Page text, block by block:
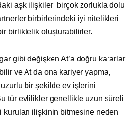
aşk ilişkileri birçok zorlukla dolu
birbirlerindeki iyi nitelikleri
birliktelik oluşturabilirler.
gibi değişken At’a doğru kararlar
ve At da ona kariyer yapma,
bir şekilde ev işlerini
tür evlilikler genellikle uzun süreli
kurulan ilişkinin bitmesine neden